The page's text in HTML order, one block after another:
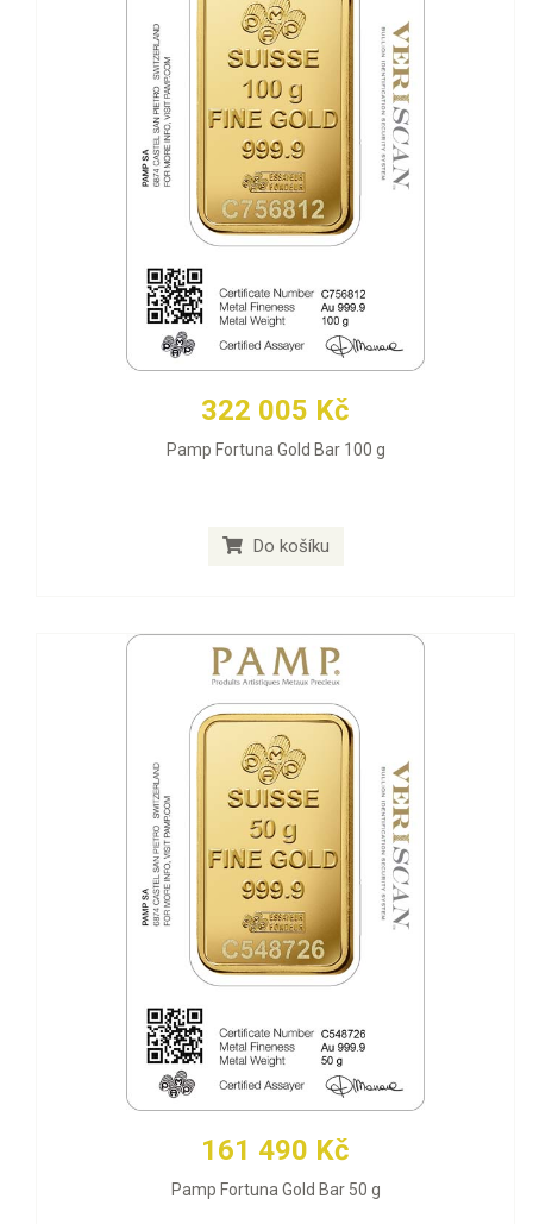
322 005 Kč
Pamp Fortuna Gold Bar 100 g
Do košíku
161 490 Kč
Pamp Fortuna Gold Bar 50 g